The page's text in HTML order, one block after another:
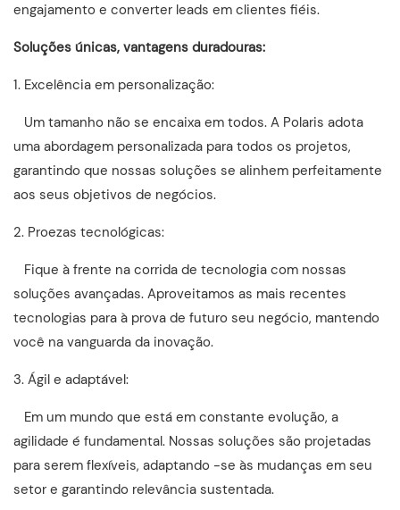
engajamento e converter leads em clientes fiéis.
Soluções únicas, vantagens duradouras:
1. Excelência em personalização:
Um tamanho não se encaixa em todos. A Polaris adota
uma abordagem personalizada para todos os projetos,
garantindo que nossas soluções se alinhem perfeitamente
aos seus objetivos de negócios.
2. Proezas tecnológicas:
Fique à frente na corrida de tecnologia com nossas
soluções avançadas. Aproveitamos as mais recentes
tecnologias para à prova de futuro seu negócio, mantendo
você na vanguarda da inovação.
3. Ágil e adaptável:
Em um mundo que está em constante evolução, a
agilidade é fundamental. Nossas soluções são projetadas
para serem flexíveis, adaptando -se às mudanças em seu
setor e garantindo relevância sustentada.